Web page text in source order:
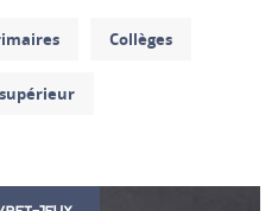
Collèges